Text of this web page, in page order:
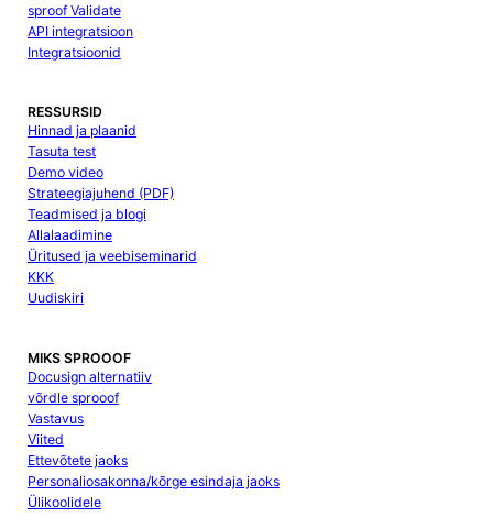
sproof Validate
API integratsioon
Integratsioonid
RESSURSID
Hinnad ja plaanid
Tasuta test
Demo video
Strateegiajuhend (PDF)
Teadmised ja blogi
Allalaadimine
Üritused ja veebiseminarid
KKK
Uudiskiri
MIKS SPROOOF
Docusign alternatiiv
võrdle sprooof
Vastavus
Viited
Ettevõtete jaoks
Personaliosakonna/kõrge esindaja jaoks
Ülikoolidele